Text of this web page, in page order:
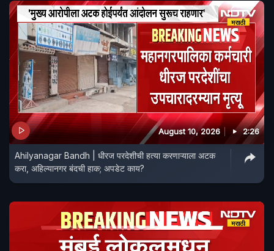
August 10, 2026 2:26
Ahilyanagar Bandh | धीरज परदेशीची हत्या करणाऱ्याला अटक
करा, अहिल्यानगर बंदची हाक; अपडेट काय?